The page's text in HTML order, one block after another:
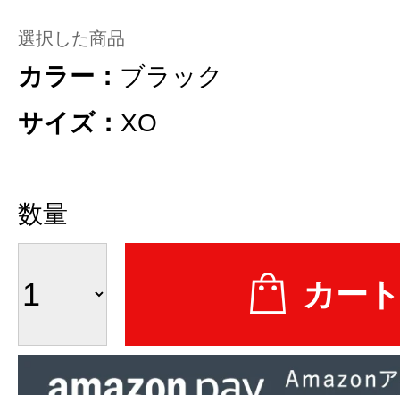
選択した商品
カラー： ブラック
サイズ： XO
数量